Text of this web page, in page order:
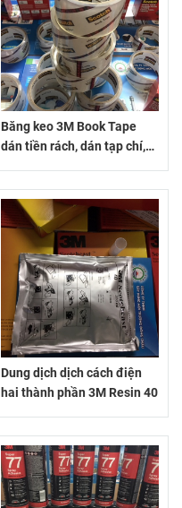
Băng keo 3M Book Tape
dán tiền rách, dán tạp chí,
Dung dịch dịch cách điện
hai thành phần 3M Resin 40